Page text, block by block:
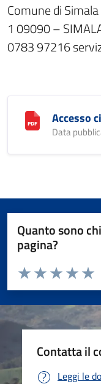
Comune di
1 09090 –
0783 97216
Accesso
Data
Quanto sono
pagina?
Valuta da 1 a 5 stelle la
Valuta
Valuta 3
Valuta 2 stelle
Valuta 1 stelle su 5
Contatta il
Leggi le